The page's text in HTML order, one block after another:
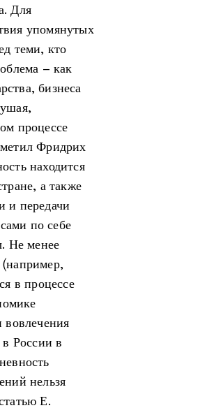
Для
упомянутых
теми, кто
– как
бизнеса
процессе
Фридрих
находится
а также
и передачи
по себе
Не менее
в процессе
России в
нельзя
Е.